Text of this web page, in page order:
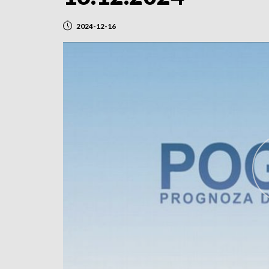
2024-12-16